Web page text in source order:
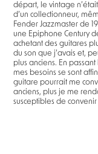
départ, le vintage
d’un collectionneur,
Fender Jazzmaster de
une Epiphone Century
achetant des guitares
du son que j’avais et,
plus anciens. En
mes besoins se sont
guitare pourrait me
anciens, plus je me
susceptibles de